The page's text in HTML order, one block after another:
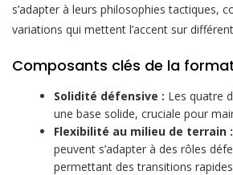
s’adapter à leurs philosophies tactiques,
variations qui mettent l’accent sur
Composants clés de la
Solidité défensive : Les quatre
une base solide, cruciale pour
Flexibilité au milieu de terrain :
peuvent s’adapter à des rôles
permettant des transitions